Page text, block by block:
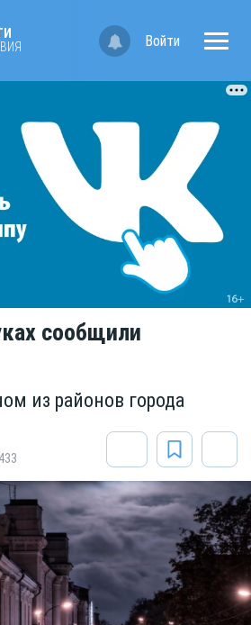
Войти
сообщили
из районов города